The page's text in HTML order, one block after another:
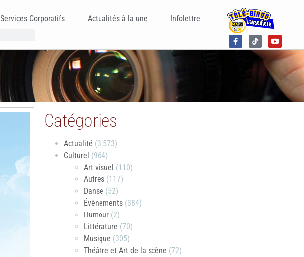
Services Corporatifs Actualités à la une Infolettre
Catégories
Actualité (3 573)
Culturel (964)
Art visuel (110)
Autres (117)
Danse (52)
Évènements (384)
Humour (2)
Littérature (70)
Musique (305)
Théâtre et Art de la scène (72)